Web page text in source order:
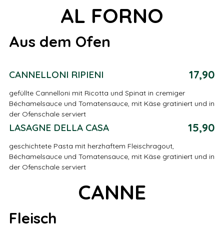
AL FORNO
Aus dem Ofen
CANNELLONI RIPIENI 17,90
gefüllte Cannelloni mit Ricotta und Spinat in cremiger
Béchamelsauce und Tomatensauce, mit Käse gratiniert und in
der Ofenschale serviert
LASAGNE DELLA CASA 15,90
geschichtete Pasta mit herzhaftem Fleischragout,
Béchamelsauce und Tomatensauce, mit Käse gratiniert und in
der Ofenschale serviert
CANNE
Fleisch